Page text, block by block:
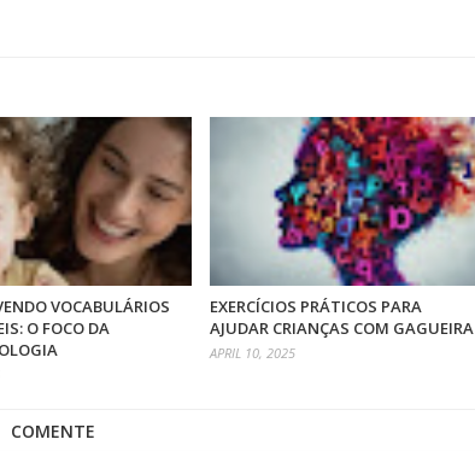
VOCABULÁRIOS
O FOCO DA
EXERCÍCIOS PRÁTICOS PARA
AJUDAR CRIANÇAS COM GAGUEIRA
APRIL 10, 2025
COMENTE